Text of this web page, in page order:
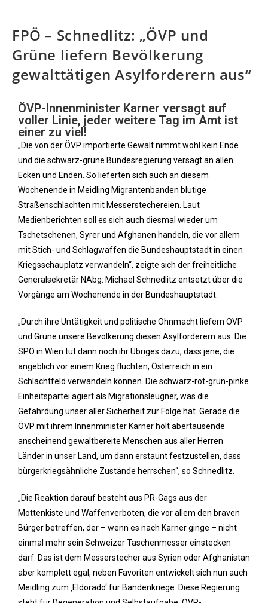
FPÖ – Schnedlitz: „ÖVP und
Grüne liefern Bevölkerung
gewalttätigen Asylforderern aus“
ÖVP-Innenminister Karner versagt auf
voller Linie, jeder weitere Tag im Amt ist
einer zu viel!
„Die von der ÖVP importierte Gewalt nimmt wohl kein Ende
und die schwarz-grüne Bundesregierung versagt an allen
Ecken und Enden. So lieferten sich auch an diesem
Wochenende in Meidling Migrantenbanden blutige
Straßenschlachten mit Messerstechereien. Laut
Medienberichten soll es sich auch diesmal wieder um
Tschetschenen, Syrer und Afghanen handeln, die vor allem
mit Stich- und Schlagwaffen die Bundeshauptstadt in einen
Kriegsschauplatz verwandeln“, zeigte sich der freiheitliche
Generalsekretär NAbg. Michael Schnedlitz entsetzt über die
Vorgänge am Wochenende in der Bundeshauptstadt.
„Durch ihre Untätigkeit und politische Ohnmacht liefern ÖVP
und Grüne unsere Bevölkerung diesen Asylforderern aus. Die
SPÖ in Wien tut dann noch ihr Übriges dazu, dass jene, die
angeblich vor einem Krieg flüchten, Österreich in ein
Schlachtfeld verwandeln können. Die schwarz-rot-grün-pinke
Einheitspartei agiert als Migrationsleugner, was die
Gefährdung unser aller Sicherheit zur Folge hat. Gerade die
ÖVP mit ihrem Innenminister Karner holt abertausende
anscheinend gewaltbereite Menschen aus aller Herren
Länder in unser Land, um dann erstaunt festzustellen, dass
bürgerkriegsähnliche Zustände herrschen“, so Schnedlitz.
„Die Reaktion darauf besteht aus PR-Gags aus der
Mottenkiste und Waffenverboten, die vor allem den braven
Bürger betreffen, der – wenn es nach Karner ginge – nicht
einmal mehr sein Schweizer Taschenmesser einstecken
darf. Das ist dem Messerstecher aus Syrien oder Afghanistan
aber komplett egal, neben Favoriten entwickelt sich nun auch
Meidling zum ‚Eldorado‘ für Bandenkriege. Diese Regierung